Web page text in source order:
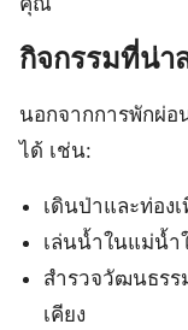
กิจกรรมที่น่า
นอกจากการพักผ่อ
ได้ เช่น:
เดินป่าและท่อง
เล่นน้ำในแม่น้ำ
สำรวจวัฒนธรร
เคียง